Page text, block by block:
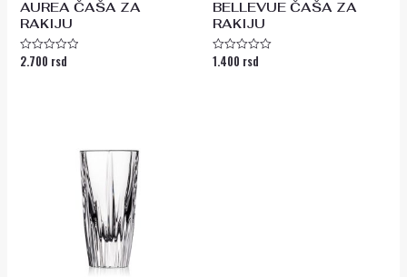
AUREA ČAŠA ZA
RAKIJU
Ocenjeno
2.700 rsd
BELLEVUE ČAŠA ZA
RAKIJU
Ocenjeno
1.400 rsd